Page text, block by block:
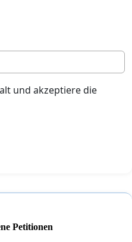
und akzeptiere die
Petitionen